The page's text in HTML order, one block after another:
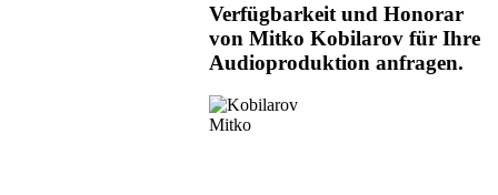
Verfügbarkeit und Honorar
von Mitko Kobilarov für Ihre
Audioproduktion anfragen.